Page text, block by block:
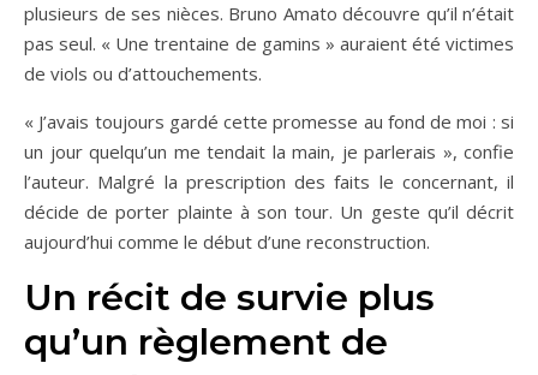
plusieurs de ses nièces. Bruno Amato découvre qu’il n’était
pas seul. « Une trentaine de gamins » auraient été victimes
de viols ou d’attouchements.
« J’avais toujours gardé cette promesse au fond de moi : si
un jour quelqu’un me tendait la main, je parlerais », confie
l’auteur. Malgré la prescription des faits le concernant, il
décide de porter plainte à son tour. Un geste qu’il décrit
aujourd’hui comme le début d’une reconstruction.
Un récit de survie plus
qu’un règlement de